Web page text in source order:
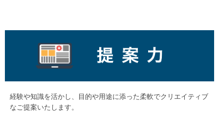
経験や知識を活かし、目的や用途に添った柔軟でクリエイティブ
なご提案いたします。